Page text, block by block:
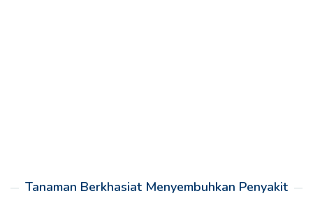
Tanaman Berkhasiat Menyembuhkan Penyakit